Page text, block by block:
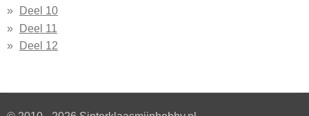
Deel 10
Deel 11
Deel 12